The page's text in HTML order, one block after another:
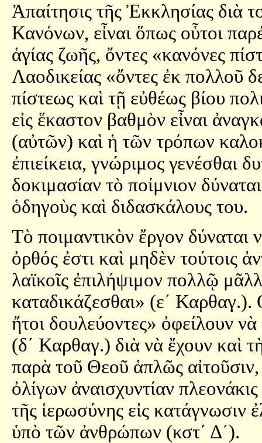
Ἀπαίτησις τῆς Ἐκκλησίας διὰ
Κανόνων, εἶναι ὅπως οὗτοι
ἁγίας ζωῆς, ὄντες «κανόνες
Λαοδικείας «ὄντες ἐκ πολλοῦ
πίστεως καὶ τῇ εὐθέως βίου
εἰς ἕκαστον βαθμὸν εἶναι
(αὐτῶν) καὶ ἡ τῶν τρόπων
ἐπιείκεια, γνώριμος γενέσθαι
δοκιμασίαν τὸ ποίμνιον
ὁδηγοὺς καὶ διδασκάλους του.
Τὸ ποιμαντικὸν ἔργον
ὀρθός ἐστι καὶ μηδὲν τούτοις
λαϊκοῖς ἐπιλήψιμον πολλῷ
καταδικάζεσθαι» (ε´
ἤτοι δουλεύοντες» ὀφείλουν
(δ´ Καρθαγ.) διὰ νὰ ἔχουν καὶ
παρὰ τοῦ Θεοῦ ἁπλῶς
ὀλίγων ἀναισχυντίαν
τῆς ἱερωσύνης εἰς κατάγνωσιν
ὑπὸ τῶν ἀνθρώπων (κστ´ Δ´).